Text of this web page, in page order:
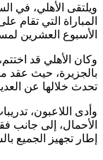
ويلتقى الأهلي، في
المباراة التي تقام
الأسبوع العشرين
وكان الأهلي قد
بالجزيرة، حيث عقد
تحدث خلالها عن
وأدى اللاعبون،
الأحمال، إلى جانب
إطار تجهيز الجميع